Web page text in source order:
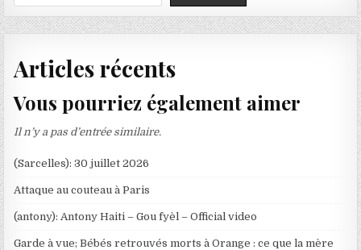
Articles récents
Vous pourriez également aimer
Il n’y a pas d’entrée similaire.
(Sarcelles): 30 juillet 2026
Attaque au couteau à Paris
(antony): Antony Haiti – Gou fyèl – Official video
Garde à vue; Bébés retrouvés morts à Orange : ce que la mère